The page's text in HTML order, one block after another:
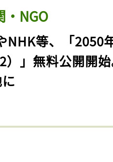
・NGO
NHK等、「2050
）」無料公開開